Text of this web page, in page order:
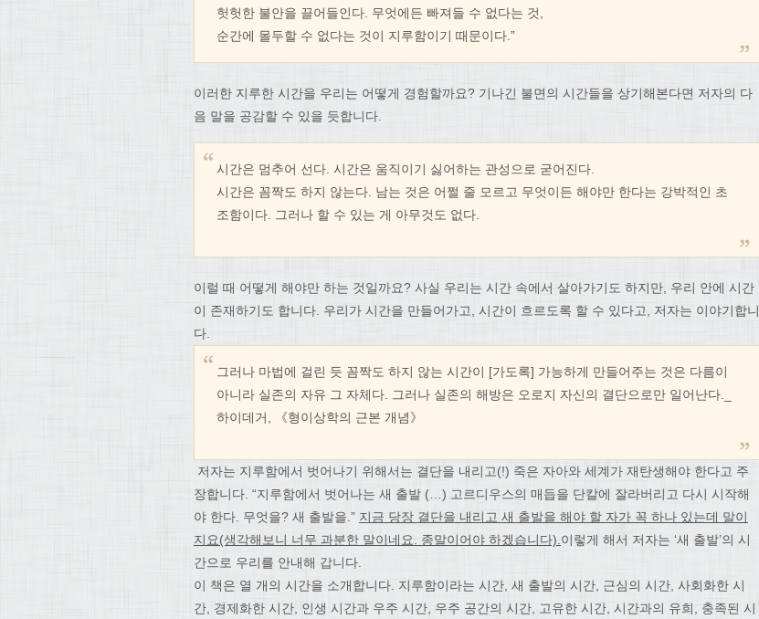
헛헛한 불안을 끌어들인다. 무엇에든 빠져들 수 없다는 것,
순간에 몰두할 수 없다는 것이 지루함이기 때문이다.”
이러한 지루한 시간을 우리는 어떻게 경험할까요? 기나긴 불면의 시간들을 상기해본다면 저자의 다
음 말을 공감할 수 있을 듯합니다.
시간은 멈추어 선다. 시간은 움직이기 싫어하는 관성으로 굳어진다.
시간은 꼼짝도 하지 않는다. 남는 것은 어쩔 줄 모르고 무엇이든 해야만 한다는 강박적인 초
조함이다. 그러나 할 수 있는 게 아무것도 없다.
이럴 때 어떻게 해야만 하는 것일까요? 사실 우리는 시간 속에서 살아가기도 하지만, 우리 안에 시간
이 존재하기도 합니다. 우리가 시간을 만들어가고, 시간이 흐르도록 할 수 있다고, 저자는 이야기합니
다.
그러나 마법에 걸린 듯 꼼짝도 하지 않는 시간이 [가도록] 가능하게 만들어주는 것은 다름이
아니라 실존의 자유 그 자체다. 그러나 실존의 해방은 오로지 자신의 결단으로만 일어난다._
하이데거, 《형이상학의 근본 개념》
저자는 지루함에서 벗어나기 위해서는 결단을 내리고(!) 죽은 자아와 세계가 재탄생해야 한다고 주
장합니다. “지루함에서 벗어나는 새 출발 (…) 고르디우스의 매듭을 단칼에 잘라버리고 다시 시작해
야 한다. 무엇을? 새 출발을.” 지금 당장 결단을 내리고 새 출발을 해야 할 자가 꼭 하나 있는데 말이
지요(생각해보니 너무 과분한 말이네요. 종말이어야 하겠습니다). 이렇게 해서 저자는 ‘새 출발’의 시
간으로 우리를 안내해 갑니다.
이 책은 열 개의 시간을 소개합니다. 지루함이라는 시간, 새 출발의 시간, 근심의 시간, 사회화한 시
간, 경제화한 시간, 인생 시간과 우주 시간, 우주 공간의 시간, 고유한 시간, 시간과의 유희, 충족된 시